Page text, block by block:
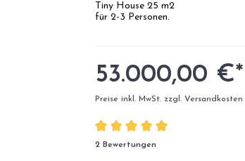
Tiny House 25 m2
für 2-3 Personen.
53.000,00 €*
Preise inkl. MwSt. zzgl. Versandkosten
2 Bewertungen